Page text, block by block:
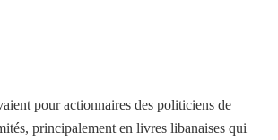
pour actionnaires des politiciens de
principalement en livres libanaises qui